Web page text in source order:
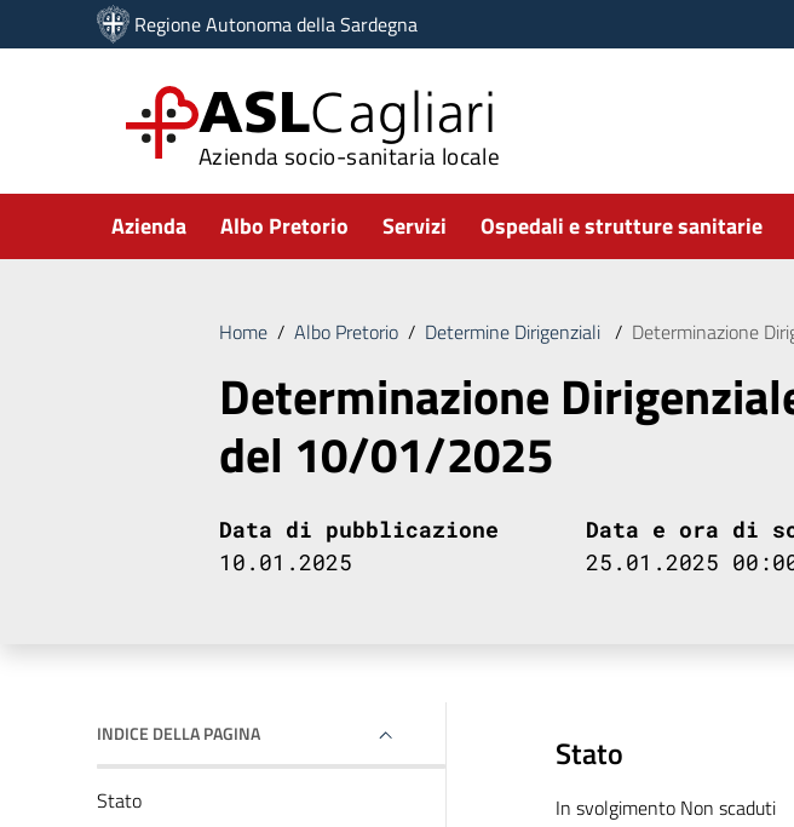
Vai ai contenuti
Vai al menu di navigazione
Regione Autonoma della Sardegna
ASLCagliari
Azienda socio-sanitaria locale
Submenu
Azienda Albo Pretorio Servizi Ospedali e strutture sanitarie
Home / Albo Pretorio / Determine Dirigenziali / Determinazione
Determinazione
del 10/01/2025
Data di pubblicazione
10.01.2025
Data e ora di
25.01.2025
INDICE DELLA PAGINA
Stato
Stato
In svolgimento Non scaduti